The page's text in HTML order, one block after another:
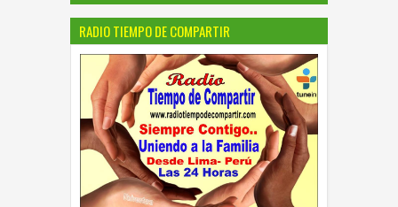
RADIO TIEMPO DE COMPARTIR